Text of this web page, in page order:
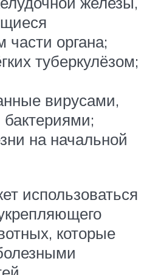
части органа;
туберкулёзом;
вирусами,
на начальной
использоваться
которые